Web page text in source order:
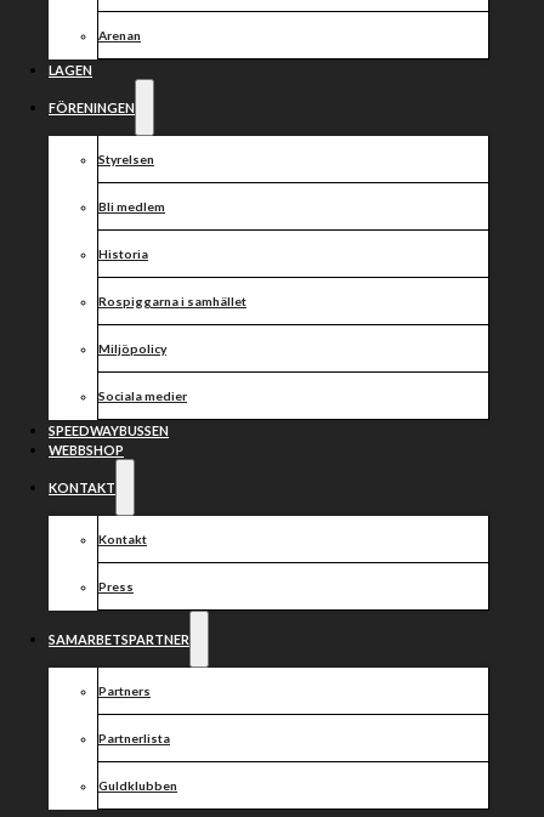
Arenan
LAGEN
FÖRENINGEN
Styrelsen
Bli medlem
Historia
Rospiggarna i samhället
Miljöpolicy
Sociala medier
SPEEDWAYBUSSEN
WEBBSHOP
KONTAKT
Kontakt
Press
SAMARBETSPARTNER
Partners
Partnerlista
Guldklubben
12/9-2020
Rasmus Jensens Wybrzeze Gdansk vann idag hemma
mot Kai Huckenbecks Polonia Bydgoszcz med 51-38.
För det segrande laget körde Rasmus Jensen in 11p
(R,2,3,3,3) medan Kai Huckenbeck tog 5p+1 (1,2,1*,U,1)
för Polonia Bydgoszcz.
Motorstadion. Tävlingen vanns av Smedernas Manfred
sjundeplats på 8p (1,2,2,3,0) medan Jonny Eriksson
Dela nyheten: